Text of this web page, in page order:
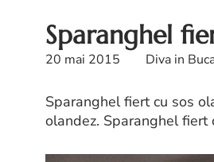
Sparanghel
20 mai 2015 Diva in
Sparanghel fiert cu sos
olandez. Sparanghel fiert